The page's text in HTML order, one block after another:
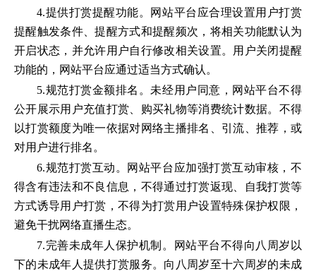
4.提供打赏提醒功能。网站平台应合理设置用户打赏
提醒触发条件、提醒方式和提醒频次，将相关功能默认为
开启状态，并允许用户自行修改相关设置。用户关闭提醒
功能的，网站平台应通过适当方式确认。
5.规范打赏金额排名。未经用户同意，网站平台不得
公开展示用户充值打赏、购买礼物等消费统计数据。不得
以打赏额度为唯一依据对网络主播排名、引流、推荐，或
对用户进行排名。
6.规范打赏互动。网站平台应加强打赏互动审核，不
得含有违法和不良信息，不得通过打赏返现、自我打赏等
方式诱导用户打赏，不得为打赏用户设置特殊保护权限，
避免干扰网络直播生态。
7.完善未成年人保护机制。网站平台不得向八周岁以
下的未成年人提供打赏服务。向八周岁至十六周岁的未成